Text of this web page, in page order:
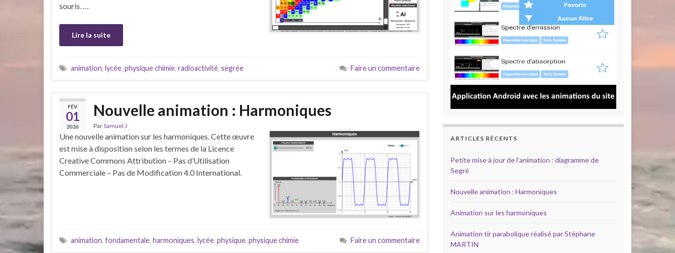
souris. …
Lire la suite
animation, lycée, physique chimie, radioactivité, segrée Faire un commentaire
FÉV
01
2026
Nouvelle animation : Harmoniques
ParSamuel J
Une nouvelle animation sur les harmoniques. Cette œuvre
est mise à disposition selon les termes de la Licence
Creative Commons Attribution – Pas d’Utilisation
Commerciale – Pas de Modification 4.0 International.
animation, fondamentale, harmoniques, lycée, physique, physique chimie Faire un commentaire
ARTICLES RÉCENTS
Petite mise à jour de l’animation : diagramme de
Segré
Nouvelle animation : Harmoniques
Animation sur les harmoniques
Animation tir parabolique réalisé par Stéphane
MARTIN